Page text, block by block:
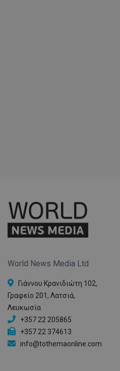
World News Media Ltd
Γιάννου Κρανιδιώτη 102,
Γραφείο 201, Λατσιά,
Λευκωσία
+357 22 205865
+357 22 374613
info@tothemaonline.com